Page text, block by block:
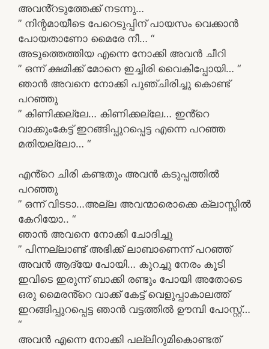
അവൻ്റടുത്തേക്ക് നടന്നു…
” നിന്റമായീടെ പേറെടുപ്പിന് പായസം വെക്കാൻ
പോയതാണോ മൈരേ നീ… “
അടുത്തെത്തിയ എന്നെ നോക്കി അവൻ ചീറി
” ഒന്ന് ക്ഷമിക്ക് മോനെ ഇച്ചിരി വൈകിപ്പോയി… “
ഞാൻ അവനെ നോക്കി പുഞ്ചിരിച്ചു കൊണ്ട്
പറഞ്ഞു
” കിണിക്കല്ലേ… കിണിക്കല്ലേ… ഇൻ്റെ
വാക്കുംകേട്ട് ഇറങ്ങിപ്പുറപ്പെട്ട എന്നെ പറഞ്ഞ
മതിയല്ലോ… “
എൻ്റെ ചിരി കണ്ടതും അവൻ കടുപ്പത്തിൽ
പറഞ്ഞു
” ഒന്ന് വിടടാ…അല്ല അവന്മാരൊക്കെ ക്ലാസ്സിൽ
കേറിയോ.. “
ഞാൻ അവനെ നോക്കി ചോദിച്ചു
” പിന്നല്ലാണ്ട് അഭിക്ക് ലാബാണെന്ന് പറഞ്ഞ്
അവൻ ആദ്യേ പോയി… കുറച്ചു നേരം കൂടി
ഇവിടെ ഇരുന്ന് ബാക്കി രണ്ടും പോയി അതോടെ
ഒരു മൈരൻ്റെ വാക്ക് കേട്ട് വെളുപ്പാകാലത്ത്
ഇറങ്ങിപ്പുറപ്പെട്ട ഞാൻ വട്ടത്തിൽ ഊമ്പി പോസ്റ്റ്…
“
അവൻ എന്നെ നോക്കി പല്ലിറുമികൊണ്ടത്